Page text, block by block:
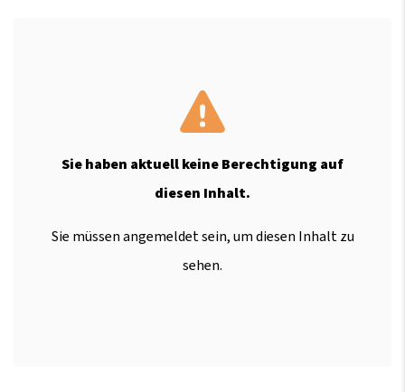
Sie haben aktuell keine Berechtigung auf
diesen Inhalt.
Sie müssen angemeldet sein, um diesen Inhalt zu
sehen.